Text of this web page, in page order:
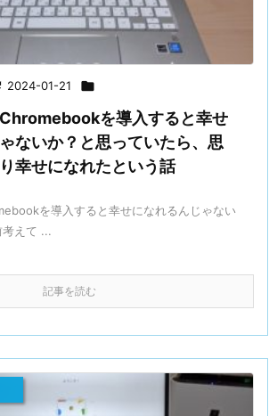
2024-01-21 
を導入すると幸せ
ないか？と思っていたら、思
幸せになれたという話
を導入すると幸せになれるんじゃない
えて ...
記事を読む